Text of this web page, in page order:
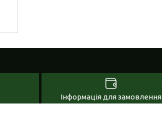
Інформація для замовлення